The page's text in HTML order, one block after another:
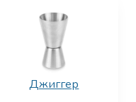
Джиггер